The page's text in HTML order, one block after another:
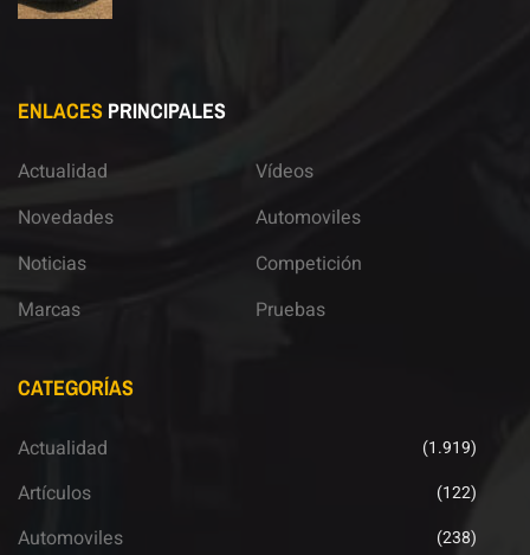
ENLACES PRINCIPALES
Actualidad
Novedades
Noticias
Marcas
Vídeos
Automoviles
Competición
Pruebas
CATEGORÍAS
Actualidad (1.919)
Artículos (122)
Automoviles (238)